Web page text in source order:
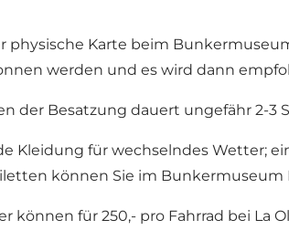
physische Karte beim
werden und es wird dann
der Besatzung dauert ungefähr 2-
Kleidung für wechselndes Wetter;
können Sie im
können für 250,- pro Fahrrad bei La